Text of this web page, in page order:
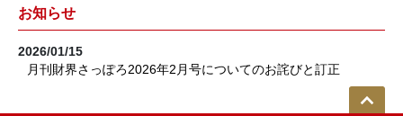
お知らせ
2026/01/15
月刊財界さっぽろ2026年2月号についてのお詫びと訂正